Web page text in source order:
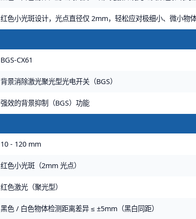
红色小光斑设计，光点直径仅 2mm，轻松应对极细小、微小物
BGS-CX61
背景消除激光聚光型光电开关（BGS）
强效的背景抑制（BGS）功能
10 - 120 mm
红色小光斑（2mm 光点）
红色激光（聚光型）
黑色 / 白色物体检测距离差异 ≤ ±5mm（黑白同距）